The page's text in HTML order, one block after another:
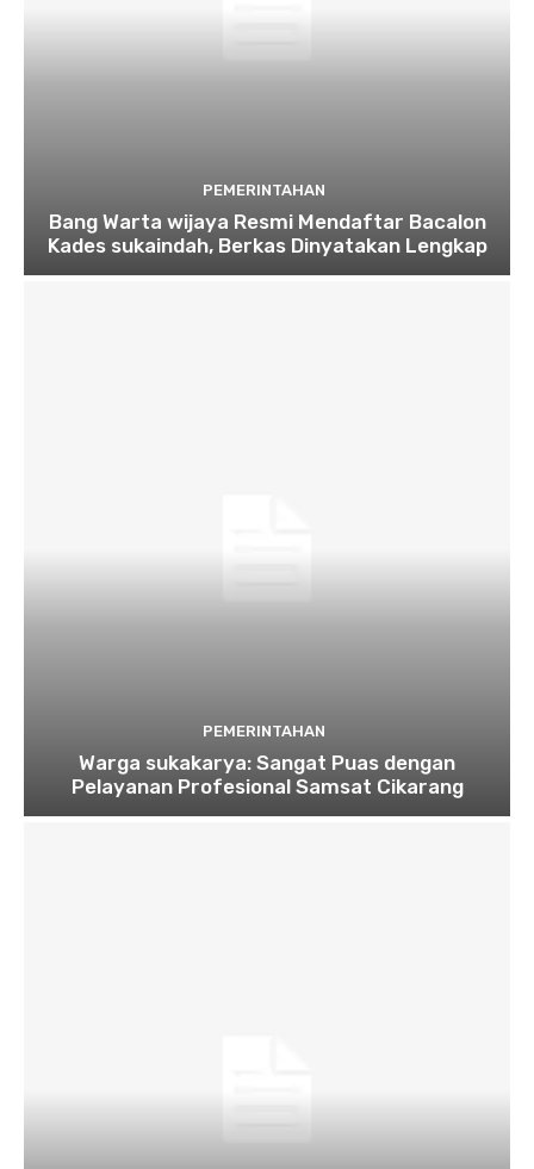
PEMERINTAHAN
Bang Warta wijaya Resmi Mendaftar Bacalon
Kades sukaindah, Berkas Dinyatakan Lengkap
PEMERINTAHAN
Warga sukakarya: Sangat Puas dengan
Pelayanan Profesional Samsat Cikarang